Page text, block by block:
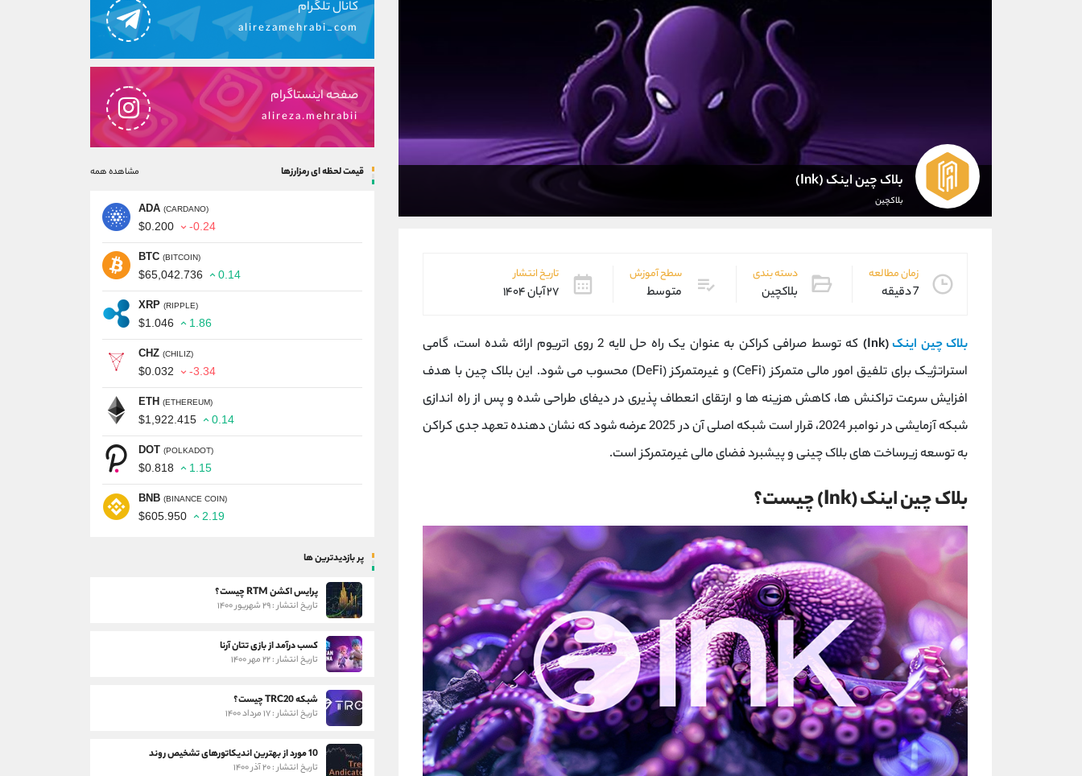
بلاک چین اینک (Ink)
بلاکچین
زمان مطالعه
7 دقیقه
دسته بندی
بلاکچین
سطح آموزش
متوسط
تاریخ انتشار
۲۷ آبان ۱۴۰۴
بلاک چین اینک(Ink)
که توسط صرافی کراکن به‌ عنوان یک راه‌ حل لایه‌ 2 روی اتریوم ارائه شده است، گامی
استراتژیک برای تلفیق امور مالی متمرکز (CeFi) و غیرمتمرکز (DeFi) محسوب می‌ شود. این بلاک چین با هدف
افزایش سرعت تراکنش ‌ها، کاهش هزینه‌ ها و ارتقای انعطاف ‌پذیری در دیفای طراحی شده و پس از راه ‌اندازی
شبکه آزمایشی در نوامبر 2024، قرار است شبکه اصلی آن در 2025 عرضه شود که نشان‌ دهنده تعهد جدی کراکن
به توسعه زیرساخت ‌های بلاک چینی و پیشبرد فضای مالی غیرمتمرکز است.
بلاک چین اینک (Ink) چیست؟
کانال تلگرام
alirezamehrabi_com
صفحه اینستاگرام
alireza.mehrabii
قیمت لحظه ای رمزارزها مشاهده همه
ADA (CARDANO)
$0.200 -0.24
BTC (BITCOIN)
$65,042.736 0.14
XRP (RIPPLE)
$1.046 1.86
CHZ (CHILIZ)
$0.032 -3.34
ETH (ETHEREUM)
$1,922.415 0.14
DOT (POLKADOT)
$0.818 1.15
BNB (BINANCE COIN)
$605.950 2.19
پر بازدیدترین ها
پرایس اکشن RTM چیست؟
تاریخ انتشار : ۲۹ شهریور ۱۴۰۰
کسب درآمد از بازی تتان آرنا
تاریخ انتشار : ۲۲ مهر ۱۴۰۰
شبکه TRC20 چیست؟
تاریخ انتشار : ۱۷ مرداد ۱۴۰۰
10 مورد از بهترین اندیکاتورهای تشخیص روند
تاریخ انتشار : ۲۰ آذر ۱۴۰۰